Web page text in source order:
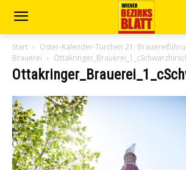
Start
Oster-Kalender-Türchen 21:
Brauerei